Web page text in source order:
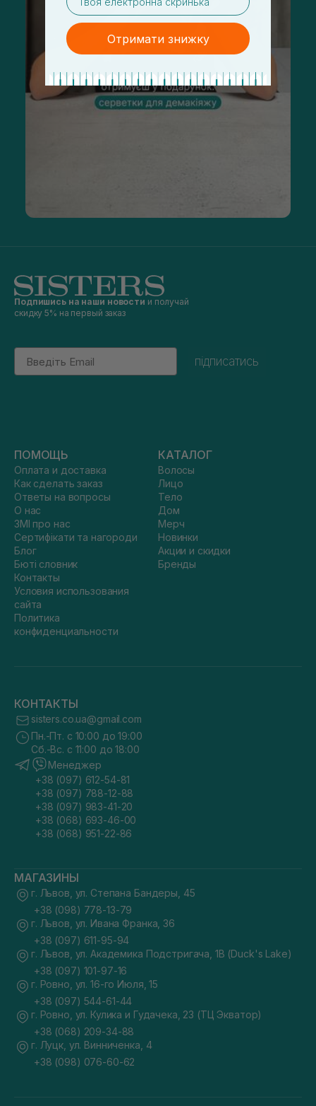
Подпишись на наши новости и получай
скидку 5% на первый заказ
Email
підписатись
ПОМОЩЬ
Оплата и доставка
Как сделать заказ
Ответы на вопросы
О нас
ЗМІ про нас
Сертифікати та нагороди
Блог
Бюті словник
Контакты
Условия использования
сайта
Политика
конфиденциальности
КАТАЛОГ
Волосы
Лицо
Тело
Дом
Мерч
Новинки
Акции и скидки
Бренды
КОНТАКТЫ
sisters.co.ua@gmail.com
Пн.-Пт. с 10:00 до 19:00
Сб.-Вс. с 11:00 до 18:00
Менеджер
+38 (097) 612-54-81
+38 (097) 788-12-88
+38 (097) 983-41-20
+38 (068) 693-46-00
+38 (068) 951-22-86
МАГАЗИНЫ
г. Львов, ул. Степана Бандеры, 45
+38 (098) 778-13-79
г. Львов, ул. Ивана Франка, 36
+38 (097) 611-95-94
г. Львов, ул. Академика Подстригача, 1В (Duck's Lake)
+38 (097) 101-97-16
г. Ровно, ул. 16-го Июля, 15
+38 (097) 544-61-44
г. Ровно, ул. Кулика и Гудачека, 23 (ТЦ Экватор)
+38 (068) 209-34-88
г. Луцк, ул. Винниченка, 4
+38 (098) 076-60-62
Отримати знижку